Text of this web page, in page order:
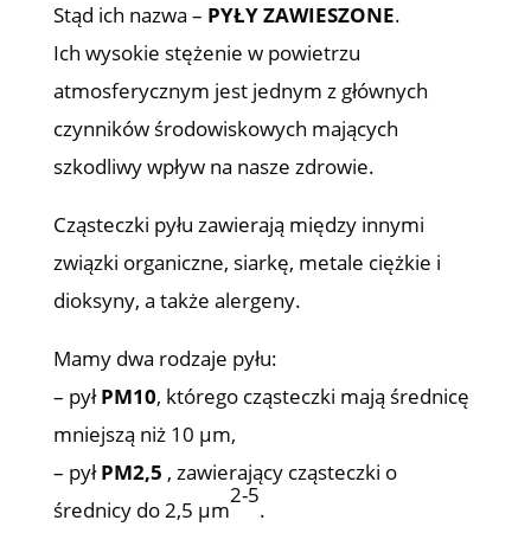
Stąd ich nazwa – PYŁY ZAWIESZONE.
Ich wysokie stężenie w powietrzu
atmosferycznym jest jednym z głównych
czynników środowiskowych mających
szkodliwy wpływ na nasze zdrowie.
Cząsteczki pyłu zawierają między innymi
związki organiczne, siarkę, metale ciężkie i
dioksyny, a także alergeny.
Mamy dwa rodzaje pyłu:
– pyłPM10, którego cząsteczki mają średnicę
mniejszą niż 10 µm,
– pyłPM2,5 , zawierający cząsteczki o
średnicy do 2,5 µm
2-5
.